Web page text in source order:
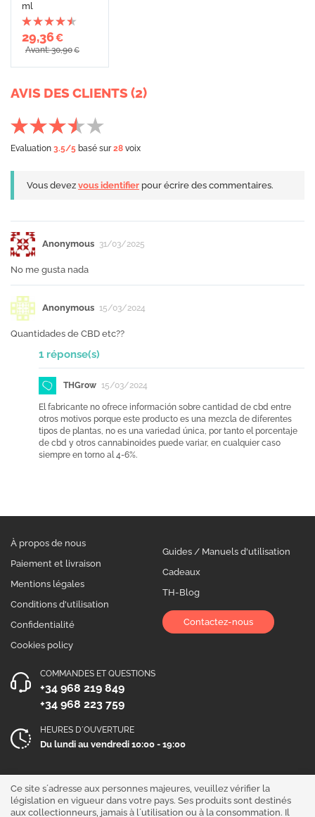
ml
29,36€
Avant: 30,90€
AVIS DES CLIENTS (2)
Evaluation 3.5/5 basé sur28 voix
Vous devez vous identifier pour écrire des commentaires.
Anonymous 31/03/2025
No me gusta nada
Anonymous 15/03/2024
Quantidades de CBD etc??
1 réponse(s)
THGrow 15/03/2024
El fabricante no ofrece información sobre cantidad de cbd entre
otros motivos porque este producto es una mezcla de diferentes
tipos de plantas, no es una variedad única, por tanto el porcentaje
de cbd y otros cannabinoides puede variar, en cualquier caso
siempre en torno al 4-6%.
À propos de nous
Paiement et livraison
Mentions légales
Conditions d'utilisation
Confidentialité
Cookies policy
Guides / Manuels d'utilisation
Cadeaux
TH-Blog
Contactez-nous
COMMANDES ET QUESTIONS
+34 968 219 849
+34 968 223 759
HEURES D´OUVERTURE
Du lundi au vendredi 10:00 - 19:00
Ce site s´adresse aux personnes majeures, veuillez vérifier la
législation en vigueur dans votre pays. Ses produits sont destinés
aux collectionneurs, jamais à l´utilisation ou à la consommation. Il